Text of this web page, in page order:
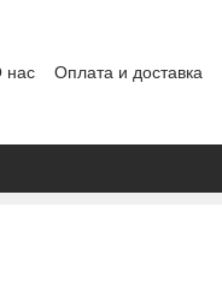
нас Оплата и доставка